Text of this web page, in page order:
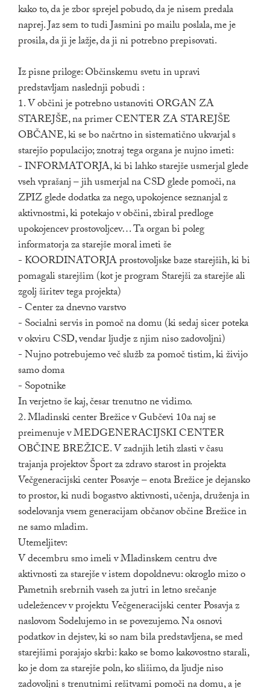
kako to, da je zbor sprejel pobudo, da je nisem predala
naprej. Jaz sem to tudi Jasmini po mailu poslala, me je
prosila, da ji je lažje, da ji ni potrebno prepisovati.
Iz pisne priloge: Občinskemu svetu in upravi
predstavljam naslednji pobudi :
1. V občini je potrebno ustanoviti ORGAN ZA
STAREJŠE, na primer CENTER ZA STAREJŠE
OBČANE, ki se bo načrtno in sistematično ukvarjal s
starejšo populacijo; znotraj tega organa je nujno imeti:
- INFORMATORJA, ki bi lahko starejše usmerjal glede
vseh vprašanj – jih usmerjal na CSD glede pomoči, na
ZPIZ glede dodatka za nego, upokojence seznanjal z
aktivnostmi, ki potekajo v občini, zbiral predloge
upokojencev prostovoljcev… Ta organ bi poleg
informatorja za starejše moral imeti še
- KOORDINATORJA prostovoljske baze starejših, ki bi
pomagali starejšim (kot je program Starejši za starejše ali
zgolj širitev tega projekta)
- Center za dnevno varstvo
- Socialni servis in pomoč na domu (ki sedaj sicer poteka
v okviru CSD, vendar ljudje z njim niso zadovoljni)
- Nujno potrebujemo več služb za pomoč tistim, ki živijo
samo doma
- Sopotnike
In verjetno še kaj, česar trenutno ne vidimo.
2. Mladinski center Brežice v Gubčevi 10a naj se
preimenuje v MEDGENERACIJSKI CENTER
OBČINE BREŽICE. V zadnjih letih zlasti v času
trajanja projektov Šport za zdravo starost in projekta
Večgeneracijski center Posavje – enota Brežice je dejansko
to prostor, ki nudi bogastvo aktivnosti, učenja, druženja in
sodelovanja vsem generacijam občanov občine Brežice in
ne samo mladim.
Utemeljitev:
V decembru smo imeli v Mladinskem centru dve
aktivnosti za starejše v istem dopoldnevu: okroglo mizo o
Pametnih srebrnih vaseh za jutri in letno srečanje
udeležencev v projektu Večgeneracijski center Posavja z
naslovom Sodelujemo in se povezujemo. Na osnovi
podatkov in dejstev, ki so nam bila predstavljena, se med
starejšimi porajajo skrbi: kako se bomo kakovostno starali,
ko je dom za starejše poln, ko slišimo, da ljudje niso